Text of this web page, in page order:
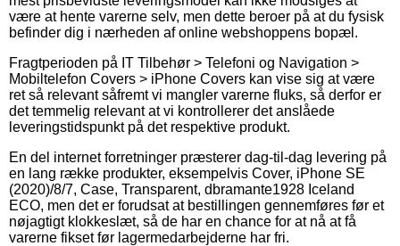
være at hente varerne selv, men dette beroer på at du fysisk
befinder dig i nærheden af online webshoppens bopæl.
Fragtperioden på IT Tilbehør > Telefoni og Navigation >
Mobiltelefon Covers > iPhone Covers kan vise sig at være
ret så relevant såfremt vi mangler varerne fluks, så derfor er
det temmelig relevant at vi kontrollerer det anslåede
leveringstidspunkt på det respektive produkt.
En del internet forretninger præsterer dag-til-dag levering på
en lang række produkter, eksempelvis Cover, iPhone SE
(2020)/8/7, Case, Transparent, dbramante1928 Iceland
ECO, men det er forudsat at bestillingen gennemføres før et
nøjagtigt klokkeslæt, så de har en chance for at nå at få
varerne fikset før lagermedarbejderne har fri.